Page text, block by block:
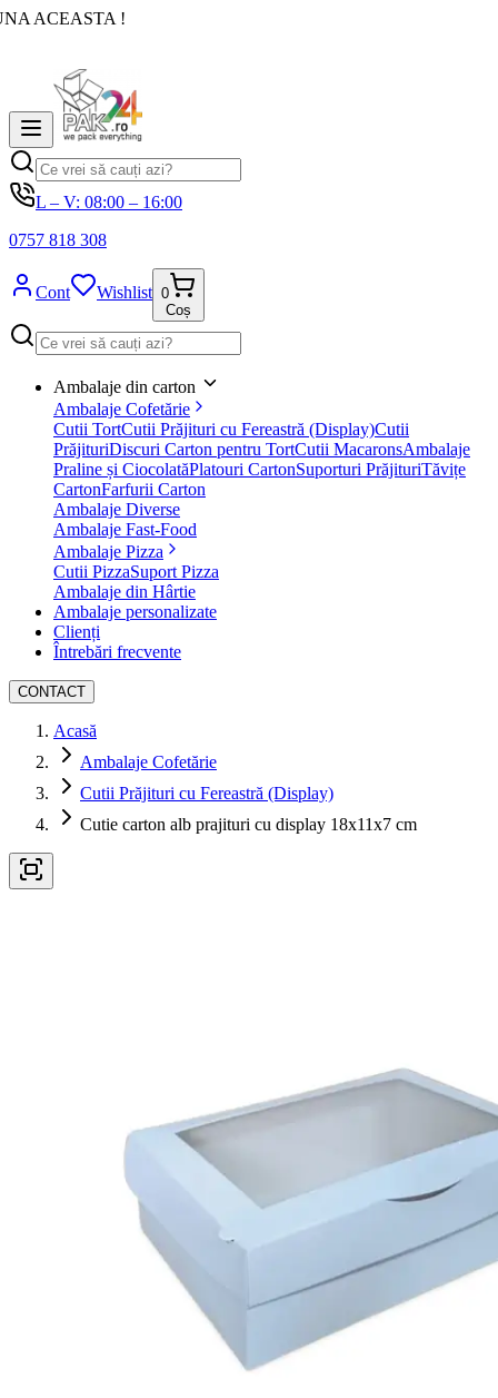
ACEASTA !
L – V: 08:00 – 16:00
0757 818 308
Cont Wishlist 0
Coș
Ambalaje din carton
Ambalaje Cofetărie
Cutii TortCutii Prăjituri cu Fereastră (Display)Cutii
PrăjituriDiscuri Carton pentru TortCutii MacaronsAmbalaje
Praline și CiocolatăPlatouri CartonSuporturi PrăjituriTăvițe
CartonFarfurii Carton
Ambalaje Diverse
Ambalaje Fast-Food
Ambalaje Pizza
Cutii PizzaSuport Pizza
Ambalaje din Hârtie
Ambalaje personalizate
Clienți
Întrebări frecvente
CONTACT
Acasă
Ambalaje Cofetărie
Cutii Prăjituri cu Fereastră (Display)
Cutie carton alb prajituri cu display 18x11x7 cm